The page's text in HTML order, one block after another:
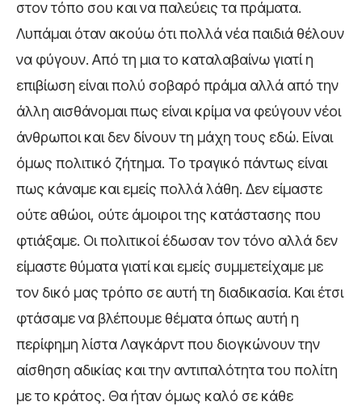
στον τόπο σου και να παλεύεις τα πράματα.
Λυπάμαι όταν ακούω ότι πολλά νέα παιδιά θέλουν
να φύγουν. Από τη μια το καταλαβαίνω γιατί η
επιβίωση είναι πολύ σοβαρό πράμα αλλά από την
άλλη αισθάνομαι πως είναι κρίμα να φεύγουν νέοι
άνθρωποι και δεν δίνουν τη μάχη τους εδώ. Είναι
όμως πολιτικό ζήτημα. Το τραγικό πάντως είναι
πως κάναμε και εμείς πολλά λάθη. Δεν είμαστε
ούτε αθώοι, ούτε άμοιροι της κατάστασης που
φτιάξαμε. Οι πολιτικοί έδωσαν τον τόνο αλλά δεν
είμαστε θύματα γιατί και εμείς συμμετείχαμε με
τον δικό μας τρόπο σε αυτή τη διαδικασία. Και έτσι
φτάσαμε να βλέπουμε θέματα όπως αυτή η
περίφημη λίστα Λαγκάρντ που διογκώνουν την
αίσθηση αδικίας και την αντιπαλότητα του πολίτη
με το κράτος. Θα ήταν όμως καλό σε κάθε